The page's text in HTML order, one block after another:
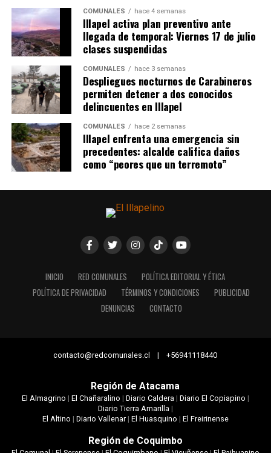
COMUNALES hace 4 semanas
Illapel activa plan preventivo ante
llegada de temporal: Viernes 17 de julio
clases suspendidas
COMUNALES hace 3 semanas
Despliegues nocturnos de Carabineros
permiten detener a dos conocidos
delincuentes en Illapel
COMUNALES hace 2 semanas
Illapel enfrenta una emergencia sin
precedentes: alcalde califica daños
como “peores que un terremoto”
INICIO RED COMUNALES
POLÍTICA EDITORIAL Y ÉTICA
POLÍTICA DE PRIVACIDAD
TÉRMINOS Y CONDICIONES
PUBLICIDAD
DENUNCIAS
CONTACTO
contacto@redcomunales.cl | +56941118440
Región de Atacama
El Almagrino | El Chañaralino | Diario Caldera| Diario El Copiapino |
Diario Tierra Amarilla|
El Altino | Diario Vallenar| El Huasquino | El Freirinense
Región de Coquimbo